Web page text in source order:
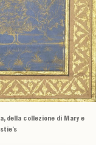
della collezione di Mary e